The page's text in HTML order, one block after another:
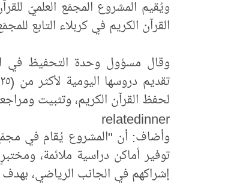
ويُقيم المشروع المجمَع العلميّ
القرآن الكريم في كربلاء التابع
وقال مسؤول وحدة التحفيظ في
لحفظ القرآن الكريم، وتثبيت
relatedinner
وأضاف: أن "المشروع يُقام في مجمّع
توفير أماكن دراسية ملائمة،
إشراكهم في الجانب الرياضي،